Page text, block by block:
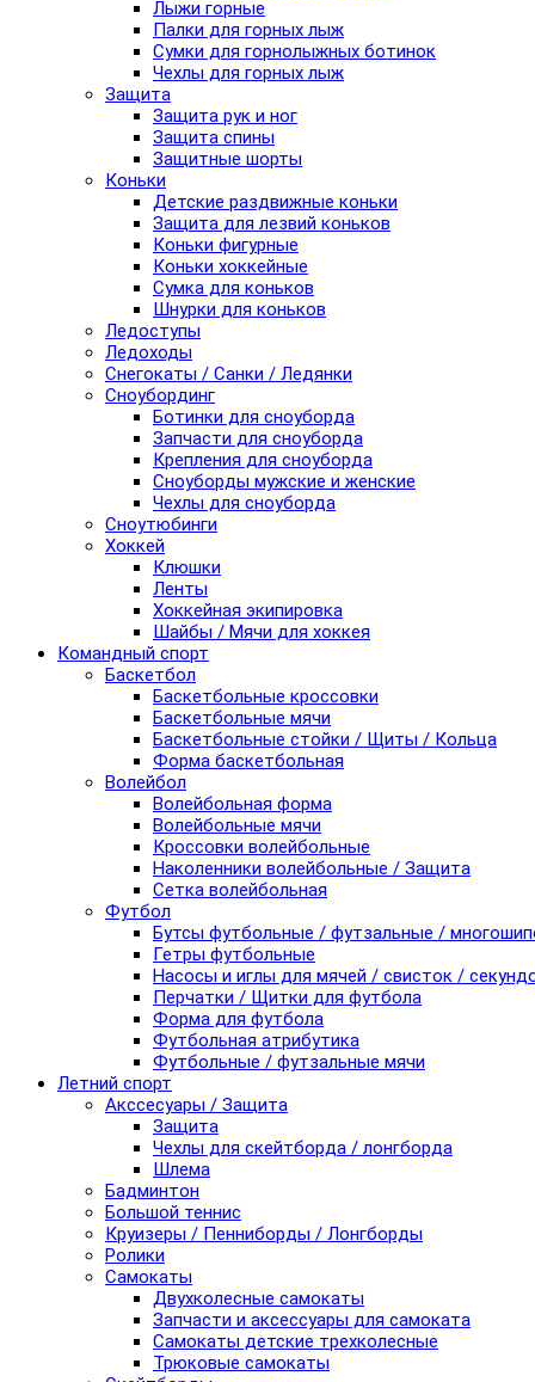
Лыжи горные
Палки для горных лыж
Сумки для горнолыжных ботинок
Чехлы для горных лыж
Защита
Защита рук и ног
Защита спины
Защитные шорты
Коньки
Детские раздвижные коньки
Защита для лезвий коньков
Коньки фигурные
Коньки хоккейные
Сумка для коньков
Шнурки для коньков
Ледоступы
Ледоходы
Снегокаты / Санки / Ледянки
Сноубординг
Ботинки для сноуборда
Запчасти для сноуборда
Крепления для сноуборда
Сноуборды мужские и женские
Чехлы для сноуборда
Сноутюбинги
Хоккей
Клюшки
Ленты
Хоккейная экипировка
Шайбы / Мячи для хоккея
Командный спорт
Баскетбол
Баскетбольные кроссовки
Баскетбольные мячи
Баскетбольные стойки / Щиты / Кольца
Форма баскетбольная
Волейбол
Волейбольная форма
Волейбольные мячи
Кроссовки волейбольные
Наколенники волейбольные / Защита
Сетка волейбольная
Футбол
Бутсы футбольные / футзальные /
Гетры футбольные
Насосы и иглы для мячей / свисток /
Перчатки / Щитки для футбола
Форма для футбола
Футбольная атрибутика
Футбольные / футзальные мячи
Летний спорт
Акссесуары / Защита
Защита
Чехлы для скейтборда / лонгборда
Шлема
Бадминтон
Большой теннис
Круизеры / Пенниборды / Лонгборды
Ролики
Самокаты
Двухколесные самокаты
Запчасти и аксессуары для самоката
Самокаты детские трехколесные
Трюковые самокаты